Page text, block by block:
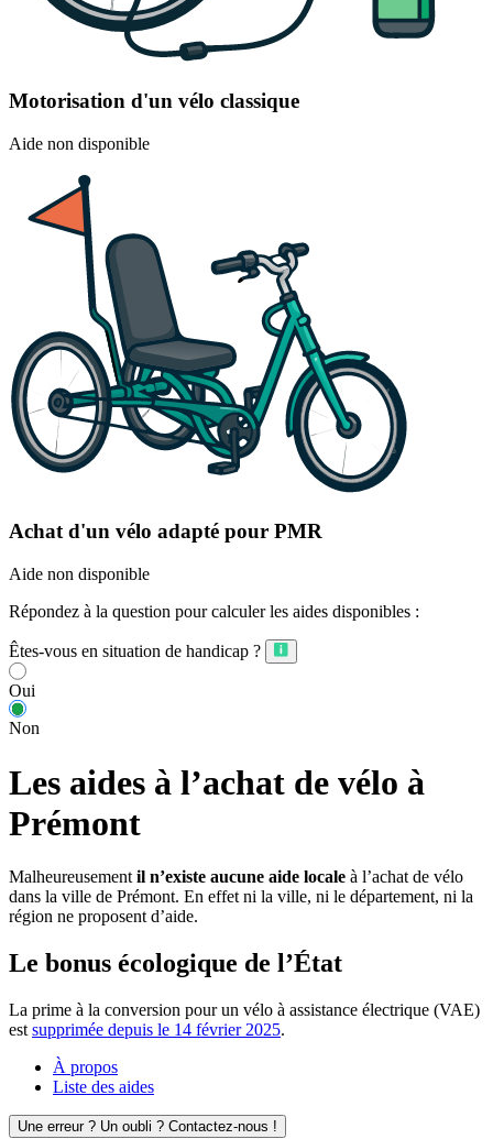
Motorisation d'un vélo classique
Aide non disponible
Achat d'un vélo adapté pour PMR
Aide non disponible
Répondez à la question pour calculer les aides disponibles :
Êtes-vous en situation de handicap ?
Oui
Non
Les aides à l’achat de vélo à
Prémont
Malheureusement il n’existe aucune aide locale à l’achat de vélo
dans la ville de Prémont. En effet ni la ville, ni le département, ni la
région ne proposent d’aide.
Le bonus écologique de l’État
La prime à la conversion pour un vélo à assistance électrique (VAE)
est supprimée depuis le 14 février 2025.
À propos
Liste des aides
Une erreur ? Un oubli ? Contactez-nous !